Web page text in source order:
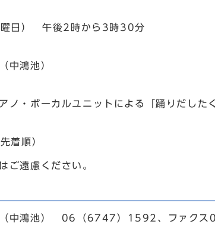
日） 午後2時から3時30分
中鴻池）
ノ・ボーカルユニットによる「踊りだした
着順）
遠慮ください。
中鴻池） 06（6747）1592、ファク